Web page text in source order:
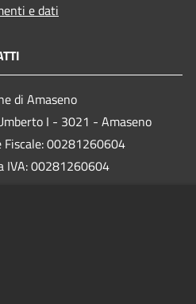
e dati
di Amaseno
I - 3021 - Amaseno
Fiscale: 00281260604
IVA: 00281260604